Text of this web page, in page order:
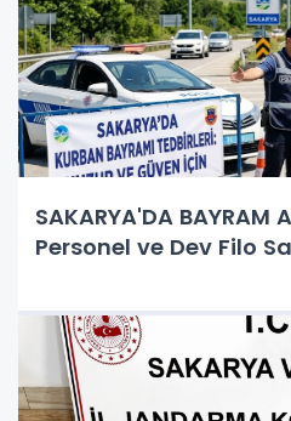
SAKARYA'DA BAYRAM
Personel ve Dev Filo